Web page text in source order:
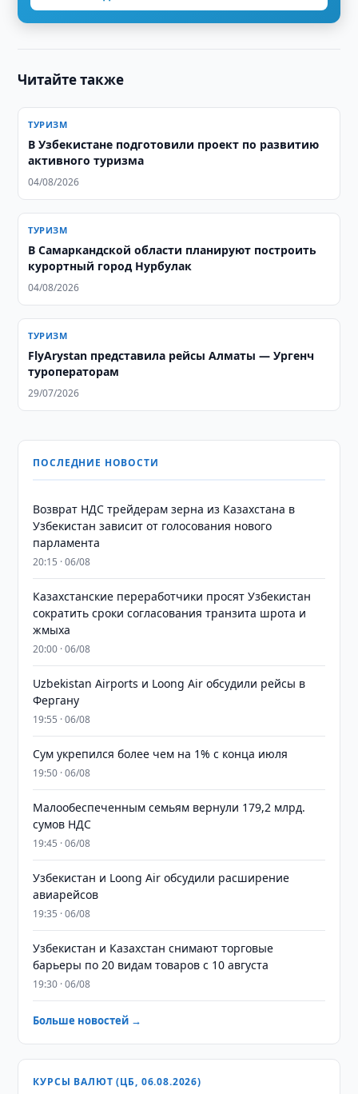
Читайте также
ТУРИЗМ
В Узбекистане подготовили проект по развитию
активного туризма
04/08/2026
ТУРИЗМ
В Самаркандской области планируют построить
курортный город Нурбулак
04/08/2026
ТУРИЗМ
FlyArystan представила рейсы Алматы — Ургенч
туроператорам
29/07/2026
ПОСЛЕДНИЕ НОВОСТИ
Возврат НДС трейдерам зерна из Казахстана в
Узбекистан зависит от голосования нового
парламента
20:15 · 06/08
Казахстанские переработчики просят Узбекистан
сократить сроки согласования транзита шрота и
жмыха
20:00 · 06/08
Uzbekistan Airports и Loong Air обсудили рейсы в
Фергану
19:55 · 06/08
Сум укрепился более чем на 1% с конца июля
19:50 · 06/08
Малообеспеченным семьям вернули 179,2 млрд.
сумов НДС
19:45 · 06/08
Узбекистан и Loong Air обсудили расширение
авиарейсов
19:35 · 06/08
Узбекистан и Казахстан снимают торговые
барьеры по 20 видам товаров с 10 августа
19:30 · 06/08
Больше новостей →
КУРСЫ ВАЛЮТ (ЦБ, 06.08.2026)